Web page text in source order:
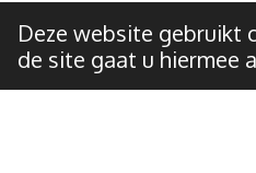
Deze website gebruikt
de site gaat u hiermee